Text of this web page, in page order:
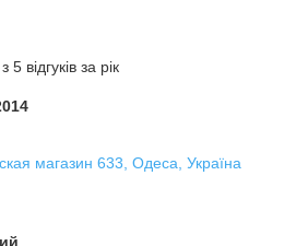
відгуків за рік
магазин 633, Одеса, Україна